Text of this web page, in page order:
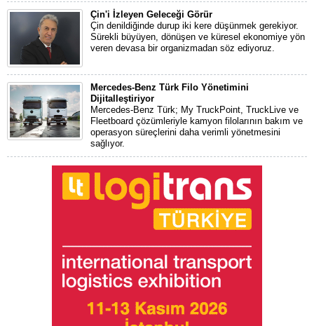
Çin'i İzleyen Geleceği Görür
Çin denildiğinde durup iki kere düşünmek gerekiyor.
Sürekli büyüyen, dönüşen ve küresel ekonomiye yön
veren devasa bir organizmadan söz ediyoruz.
Mercedes-Benz Türk Filo Yönetimini
Dijitalleştiriyor
Mercedes-Benz Türk; My TruckPoint, TruckLive ve
Fleetboard çözümleriyle kamyon filolarının bakım ve
operasyon süreçlerini daha verimli yönetmesini
sağlıyor.